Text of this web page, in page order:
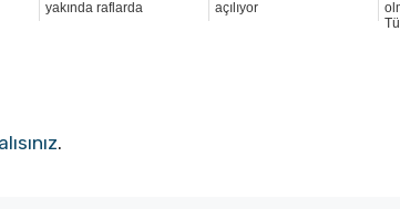
yakında raflarda
açılıyor
.